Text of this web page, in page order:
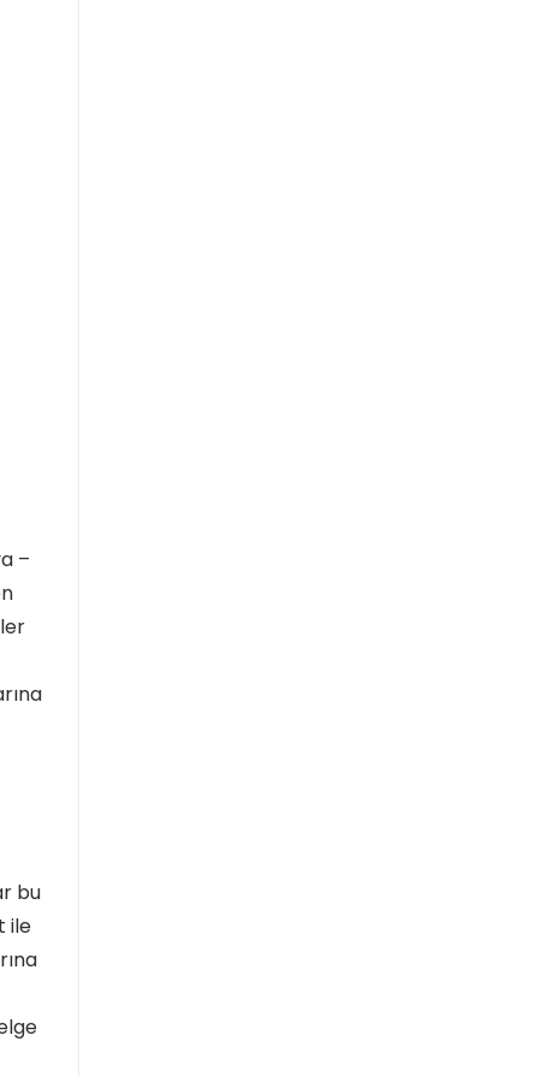
–
bu
ile